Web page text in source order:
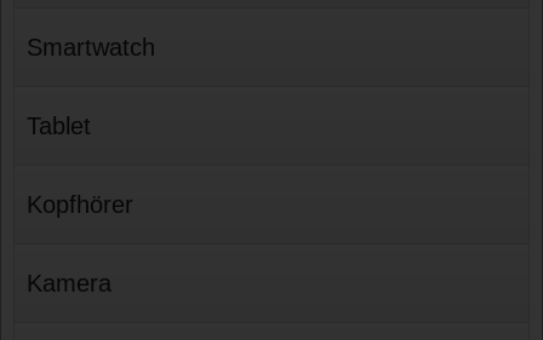
Smartwatch
Tablet
Kopfhörer
Kamera